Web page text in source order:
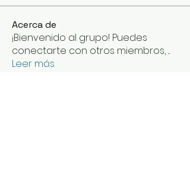
Acerca de
¡Bienvenido al grupo! Puedes
conectarte con otros miembros,...
Leer más